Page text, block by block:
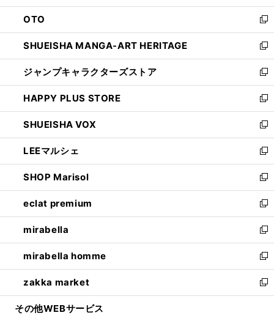
ウ
で
開
く
ン
ド
ウ
で
開
く
OTO
新
し
い
ウ
ィ
ン
ド
ウ
で
開
く
SHUEISHA MANGA-ART HERITAGE
新
し
い
ウ
ィ
ン
ド
ウ
で
開
く
ジャンプキャラクターズストア
新
し
い
ウ
ィ
ン
ド
ウ
で
開
く
HAPPY PLUS STORE
新
し
い
ウ
ィ
ン
ド
ウ
で
開
く
SHUEISHA VOX
新
し
い
ウ
ィ
ン
ド
ウ
で
開
く
LEEマルシェ
新
し
い
ウ
ィ
ン
ド
ウ
で
開
く
SHOP Marisol
新
し
い
ウ
ィ
ン
ド
ウ
で
開
eclat premium
新
し
い
ウ
ィ
ン
ド
ウ
mirabella
新
し
い
ウ
ィ
ン
mirabella homme
新
し
い
ウ
zakka market
新
し
その他WEBサービス